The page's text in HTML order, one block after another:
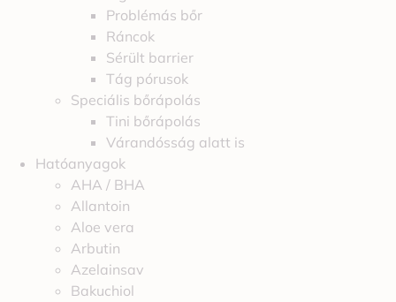
Problémás bőr
Ráncok
Sérült barrier
Tág pórusok
Speciális bőrápolás
Tini bőrápolás
Várandósság alatt is
Hatóanyagok
AHA / BHA
Allantoin
Aloe vera
Arbutin
Azelainsav
Bakuchiol